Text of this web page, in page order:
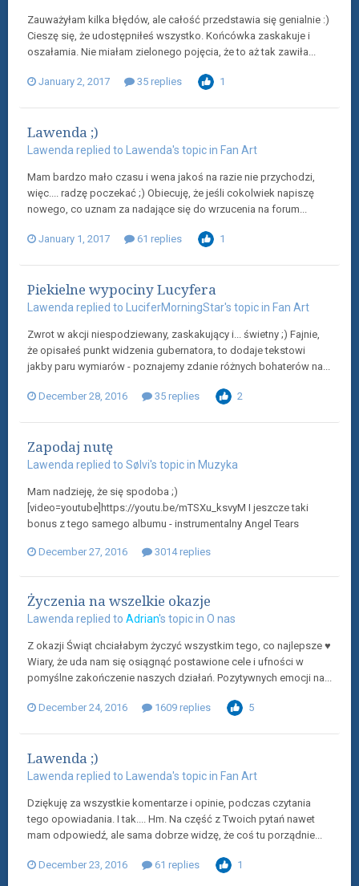
Zauważyłam kilka błędów, ale całość przedstawia się genialnie :)
Cieszę się, że udostępniłeś wszystko. Końcówka zaskakuje i
oszałamia. Nie miałam zielonego pojęcia, że to aż tak zawiła...
January 2, 2017 35 replies 1
Lawenda ;)
Lawenda replied to Lawenda's topic in Fan Art
Mam bardzo mało czasu i wena jakoś na razie nie przychodzi,
więc.... radzę poczekać ;) Obiecuję, że jeśli cokolwiek napiszę
nowego, co uznam za nadające się do wrzucenia na forum...
January 1, 2017 61 replies 1
Piekielne wypociny Lucyfera
Lawenda replied to LuciferMorningStar's topic in Fan Art
Zwrot w akcji niespodziewany, zaskakujący i... świetny ;) Fajnie,
że opisałeś punkt widzenia gubernatora, to dodaje tekstowi
jakby paru wymiarów - poznajemy zdanie różnych bohaterów na...
December 28, 2016 35 replies 2
Zapodaj nutę
Lawenda replied to Sølvi's topic in Muzyka
Mam nadzieję, że się spodoba ;)
[video=youtube]https://youtu.be/mTSXu_ksvyM I jeszcze taki
bonus z tego samego albumu - instrumentalny Angel Tears
December 27, 2016 3014 replies
Życzenia na wszelkie okazje
Lawenda replied to Adrian's topic in O nas
Z okazji Świąt chciałabym życzyć wszystkim tego, co najlepsze ♥
Wiary, że uda nam się osiągnąć postawione cele i ufności w
pomyślne zakończenie naszych działań. Pozytywnych emocji na...
December 24, 2016 1609 replies 5
Lawenda ;)
Lawenda replied to Lawenda's topic in Fan Art
Dziękuję za wszystkie komentarze i opinie, podczas czytania
tego opowiadania. I tak.... Hm. Na część z Twoich pytań nawet
mam odpowiedź, ale sama dobrze widzę, że coś tu porządnie...
December 23, 2016 61 replies 1